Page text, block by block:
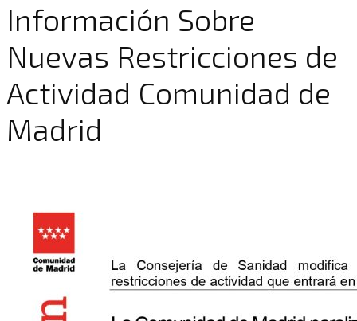
Información Sobre
Nuevas Restricciones de
Actividad Comunidad de
Madrid